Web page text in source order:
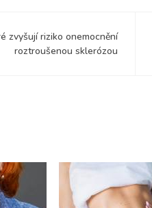
zvyšují riziko onemocnění
roztroušenou sklerózou